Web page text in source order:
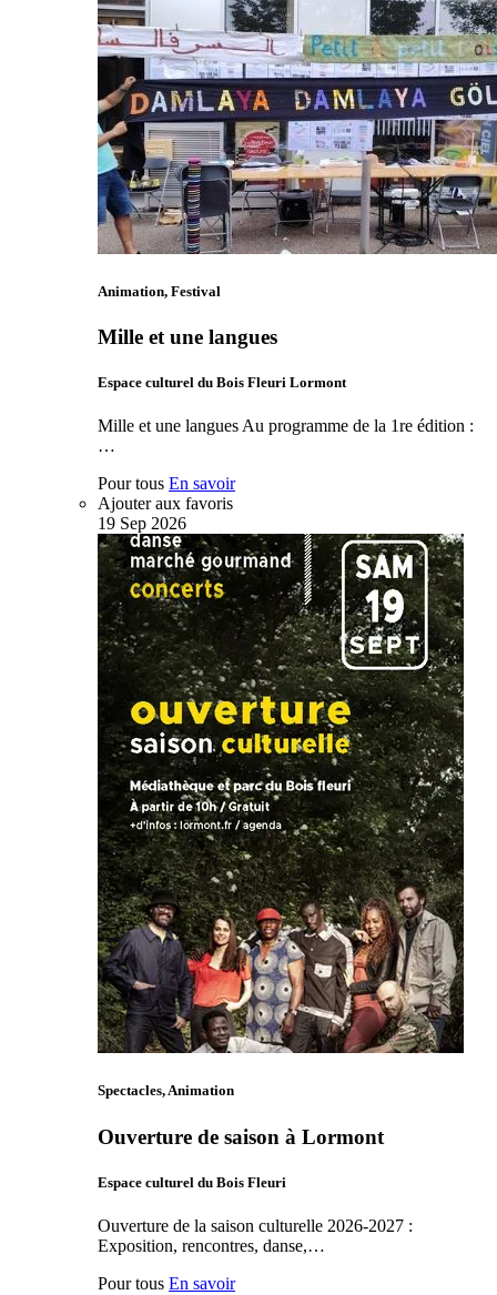
Animation, Festival
Mille et une langues
Espace culturel du Bois Fleuri Lormont
Mille et une langues Au programme de la 1re édition :
…
Pour tous En savoir
Ajouter aux favoris
19 Sep 2026
Spectacles, Animation
Ouverture de saison à Lormont
Espace culturel du Bois Fleuri
Ouverture de la saison culturelle 2026-2027 :
Exposition, rencontres, danse,…
Pour tous En savoir